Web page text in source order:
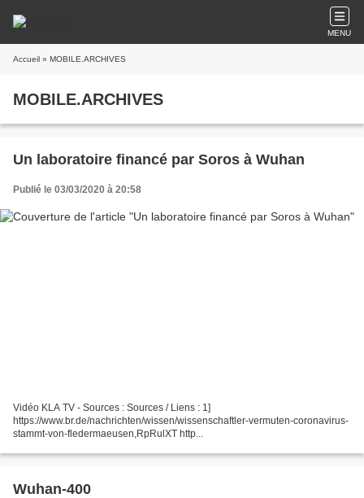
MENU
Accueil » MOBILE.ARCHIVES
MOBILE.ARCHIVES
Un laboratoire financé par Soros à Wuhan
Publié le 03/03/2020 à 20:58
Vidéo KLA TV - Sources : Sources / Liens : 1]
https://www.br.de/nachrichten/wissen/wissenschaftler-vermuten-coronavirus-
stammt-von-fledermaeusen,RpRulXT http...
Wuhan-400